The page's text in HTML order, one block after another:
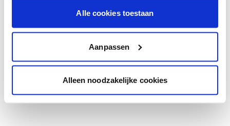
Alle cookies toestaan
Aanpassen
Alleen noodzakelijke cookies
Krijg kleuradvies op basis van de lichtinval
en je meubels.
Krijg ineens een technologische check-up